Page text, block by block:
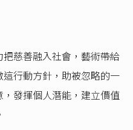
慈善融入社會，藝術帶給
行動方針，助被忽略的一
發揮個人潛能，建立價值